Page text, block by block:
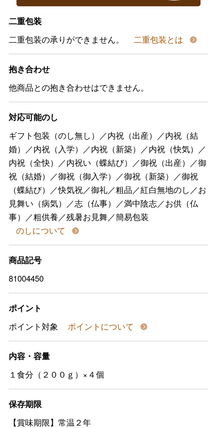
二重包装
二重包装の承りができません。
二重包装とは
抱き合わせ
他商品との抱き合わせはできません。
対応可能のし
ギフト包装（のし無し）／内祝（出産）／内祝（結
婚）／内祝（入学）／内祝（新築）／内祝（快気）／
内祝（全快）／内祝い（蝶結び）／御祝（出産）／御
祝（結婚）／御祝（御入学）／御祝（新築）／御祝
（蝶結び）／快気祝／御礼／粗品／紅白無地のし／お
見舞い（病気）／志（仏事）／満中陰志／お供（仏
事）／粗供養／残暑お見舞／簡易包装
のしについて
商品記号
81004450
ポイント
ポイント対象
ポイントについて
内容・容量
１食分（２００ｇ）×４個
保存期限
【賞味期限】常温２年